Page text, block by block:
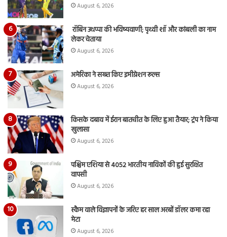
August 6, 2026
रॉबिन उथप्पा की भविष्यवाणी; पृथ्वी शॉ और कांबली का नाम
लेकर चेताया
August 6, 2026
अमेरिका ने सख्त किए इमीग्रेशन रूल्स
August 6, 2026
किसके दबाव में ईरान बातचीत के लिए हुआ तैयार; ट्रंप ने किया
खुलासा
August 6, 2026
पश्चिम एशिया से 4052 भारतीय नाविकों की हुई सुरक्षित
वापसी
August 6, 2026
स्कैम वाले विज्ञापनों के जरिए हर साल अरबों डॉलर कमा रहा
मेटा
August 6, 2026